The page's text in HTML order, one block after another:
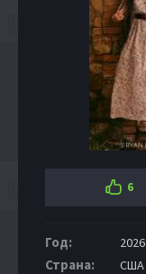
6
Год: 2026
Страна: США